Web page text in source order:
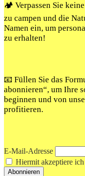
🏕️ Verpassen Sie
zu campen und die
Namen ein, um
zu erhalten!
📧 Füllen Sie das
abonnieren“, um Ihre
beginnen und von
profitieren.
E-Mail-Adresse
Hiermit akzeptiere